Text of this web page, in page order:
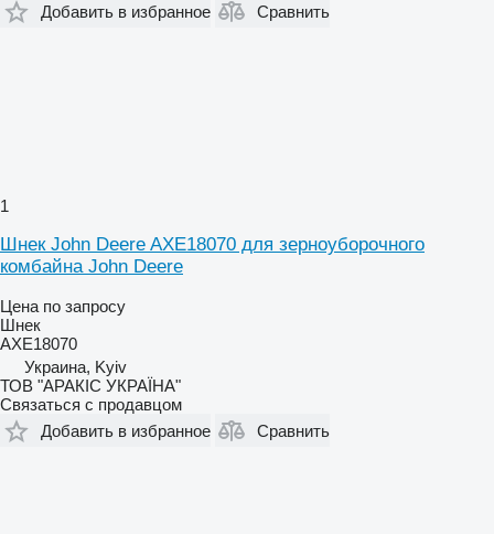
Добавить в избранное
Сравнить
1
Шнек John Deere AXE18070 для зерноуборочного
комбайна John Deere
Цена по запросу
Шнек
AXE18070
Украина, Kyiv
ТОВ "АРАКІС УКРАЇНА"
Связаться с продавцом
Добавить в избранное
Сравнить